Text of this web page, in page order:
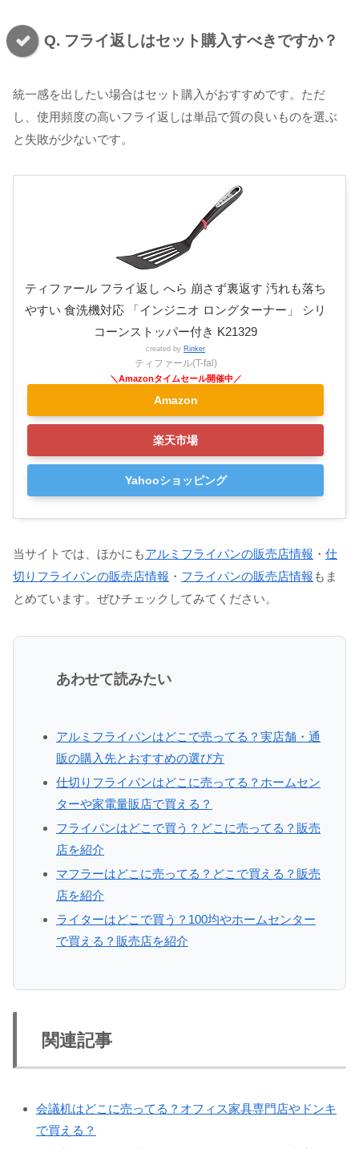
Q. フライ返しはセット購入すべきですか？
統一感を出したい場合はセット購入がおすすめです。ただ
し、使用頻度の高いフライ返しは単品で質の良いものを選ぶ
と失敗が少ないです。
ティファール フライ返し へら 崩さず裏返す 汚れも落ち
やすい 食洗機対応 「インジニオ ロングターナー」 シリ
コーンストッパー付き K21329
created by Rinker
ティファール(T-fal)
Amazon
楽天市場
Yahooショッピング
当サイトでは、ほかにもアルミフライパンの販売店情報 ・ 仕
切りフライパンの販売店情報 ・ フライパンの販売店情報 もま
とめています。ぜひチェックしてみてください。
あわせて読みたい
アルミフライパンはどこで売ってる？実店舗・通
販の購入先とおすすめの選び方
仕切りフライパンはどこに売ってる？ホームセン
ターや家電量販店で買える？
フライパンはどこで買う？どこに売ってる？販売
店を紹介
マフラーはどこに売ってる？どこで買える？販売
店を紹介
ライターはどこで買う？100均やホームセンター
で買える？販売店を紹介
関連記事
会議机はどこに売ってる？オフィス家具専門店やドンキ
で買える？